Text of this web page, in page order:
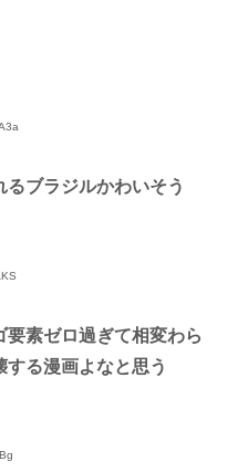
ブラジルかわいそう
要素ゼロ過ぎて相変わら
る漫画よなと思う